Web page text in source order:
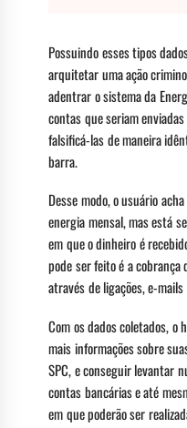
Possuindo esses tipos
arquitetar uma ação
adentrar o sistema da
contas que seriam
falsificá-las de maneira
barra.
Desse modo, o usuário
energia mensal, mas está
em que o dinheiro é
pode ser feito é a
através de ligações, e-mails
Com os dados coletados, o
mais informações sobre
SPC, e conseguir levantar
contas bancárias e até
em que poderão ser